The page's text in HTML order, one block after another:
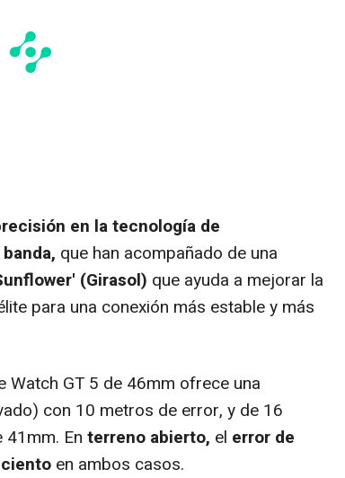
en la tecnología de
que han acompañado de una
(Girasol) que ayuda a mejorar la
para una conexión más estable y más
GT 5 de 46mm ofrece una
con 10 metros de error, y de 16
En terreno abierto, el error de
en ambos casos.